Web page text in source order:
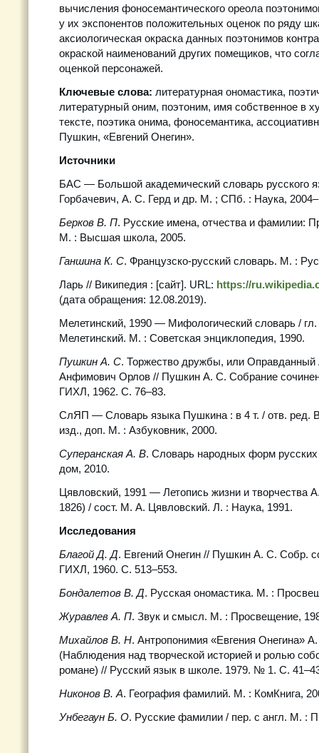
вычисления фоносемантического ореола
у их экспонентов положительных оценок по ряду
аксиологическая окраска данных поэтонимов
окраской наименований других помещиков, что
оценкой персонажей.
Ключевые слова: литературная ономастика,
литературный оним, поэтоним, имя собственное в
тексте, поэтика онима, фоносемантика,
Пушкин, «Евгений Онегин».
Источники
БАС — Большой академический словарь русского
Горбачевич, А. С. Герд и др. М. ; СПб. : Наука,
Берков В. П. Русские имена, отчества и фамилии:
М. : Высшая школа, 2005.
Ганшина К. С. Французско-русский словарь. М. :
Ларь // Википедия : [сайт]. URL: https://
(дата обращения: 12.08.2019).
Мелетинский, 1990 — Мифологический словарь /
Мелетинский. М. : Советская энциклопедия, 1990.
Пушкин А. С. Торжество дружбы, или Оправданный
Анфимович Орлов // Пушкин А. С. Собрание
ГИХЛ, 1962. С. 76–83.
СлЯП — Словарь языка Пушкина : в 4 т. / отв. ред.
изд., доп. М. : Азбуковник, 2000.
Суперанская А. В. Словарь народных форм
дом, 2010.
Цявловский, 1991 — Летопись жизни и творчества
1826) / сост. М. А. Цявловский. Л. : Наука, 1991.
Исследования
Благой Д. Д. Евгений Онегин // Пушкин А. С. Собр.
ГИХЛ, 1960. С. 513–553.
Бондалетов В. Д. Русская ономастика. М. :
Журавлев А. П. Звук и смысл. М. : Просвещение,
Михайлов В. Н. Антропонимия «Евгения Онегина»
(Наблюдения над творческой историей и ролью
романе) // Русский язык в школе. 1979. № 1. С.
Никонов В. А. География фамилий. М. : КомКнига,
Унбегаун Б. О. Русские фамилии / пер. с англ. М. :